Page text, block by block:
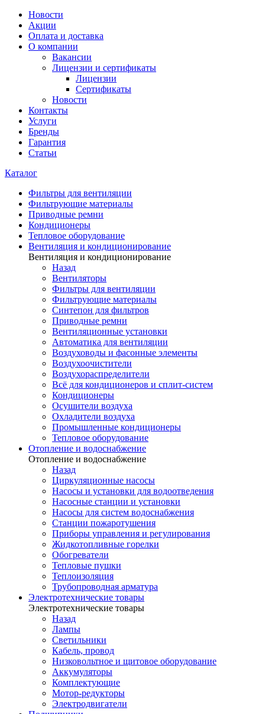
Новости
Акции
Оплата и доставка
О компании
Вакансии
Лицензии и сертификаты
Лицензии
Сертификаты
Новости
Контакты
Услуги
Бренды
Гарантия
Статьи
Каталог
Фильтры для вентиляции
Фильтрующие материалы
Приводные ремни
Кондиционеры
Тепловое оборудование
Вентиляция и кондиционирование
Вентиляция и кондиционирование
Назад
Вентиляторы
Фильтры для вентиляции
Фильтрующие материалы
Синтепон для фильтров
Приводные ремни
Вентиляционные установки
Автоматика для вентиляции
Воздуховоды и фасонные элементы
Воздухоочистители
Воздухораспределители
Всё для кондиционеров и сплит-систем
Кондиционеры
Осушители воздуха
Охладители воздуха
Промышленные кондиционеры
Тепловое оборудование
Отопление и водоснабжение
Отопление и водоснабжение
Назад
Циркуляционные насосы
Насосы и установки для водоотведения
Насосные станции и установки
Насосы для систем водоснабжения
Станции пожаротушения
Приборы управления и регулирования
Жидкотопливные горелки
Обогреватели
Тепловые пушки
Теплоизоляция
Трубопроводная арматура
Электротехнические товары
Электротехнические товары
Назад
Лампы
Светильники
Кабель, провод
Низковольтное и щитовое оборудование
Аккумуляторы
Комплектующие
Мотор-редукторы
Электродвигатели